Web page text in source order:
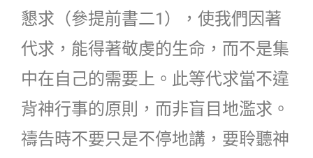
懇求（參提前書二1），使我們因著
代求，能得著敬虔的生命，而不是集
中在自己的需要上。此等代求當不違
背神行事的原則，而非盲目地濫求。
禱告時不要只是不停地講，要聆聽神